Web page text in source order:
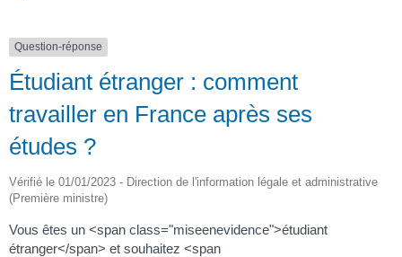
Question-réponse
Étudiant étranger : comment
travailler en France après ses
études ?
Vérifié le 01/01/2023 - Direction de l'information légale et administrative
(Première ministre)
Vous êtes un <span class="miseenevidence">étudiant
étranger</span> et souhaitez <span